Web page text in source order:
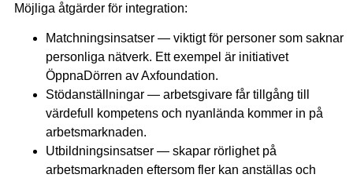
Möjliga åtgärder för integration:
Matchningsinsatser — viktigt för personer som saknar
personliga nätverk. Ett exempel är initiativet
ÖppnaDörren av Axfoundation.
Stödanställningar — arbetsgivare får tillgång till
värdefull kompetens och nyanlända kommer in på
arbetsmarknaden.
Utbildningsinsatser — skapar rörlighet på
arbetsmarknaden eftersom fler kan anställas och